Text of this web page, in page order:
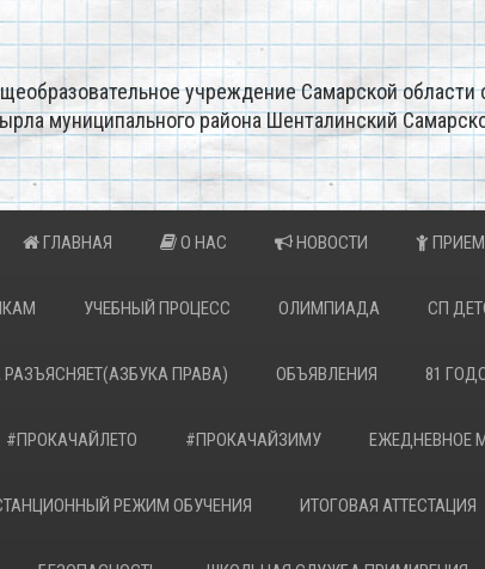
учреждение Самарской
муниципального района Шенталинский
ГЛАВНАЯ О НАС НОВОСТИ
УЧЕБНЫЙ ПРОЦЕСС ОЛИМПИАДА СП
РАЗЪЯСНЯЕТ(АЗБУКА ПРАВА) ОБЪЯВЛЕНИЯ 81
#ПРОКАЧАЙЛЕТО #ПРОКАЧАЙЗИМУ ЕЖЕДНЕВНОЕ
РЕЖИМ ОБУЧЕНИЯ ИТОГОВАЯ АТТЕСТАЦИЯ